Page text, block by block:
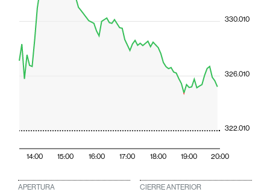
14:00 15:00 16:00 17:00 18:00 19:00 20:00
322.010
326.010
330.010
APERTURA CIERRE ANTERIOR